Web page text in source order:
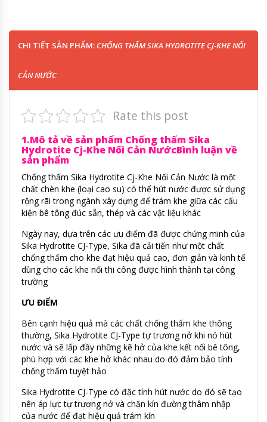
CHI TIẾT SẢN PHẨM: CHỐNG THẤM SIKA HYDROTITE CJ-KHE NỐI
CẢN NƯỚC
Rate this post
1.Mô tả về sản phẩm Chống thấm Sika
Hydrotite Cj-Khe Nối Cản NướcBình luận về
sản phẩm
Chống thấm Sika Hydrotite Cj-Khe Nối Cản Nước là một
chất chèn khe (loại cao su) có thể hút nước được sử dụng
rộng rãi trong ngành xây dựng để trám khe giữa các cấu
kiện bê tông đúc sẵn, thép và các vật liệu khác
Ngày nay, dựa trên các ưu điểm đã được chứng minh của
Sika Hydrotite CJ-Type, Sika đã cải tiến như một chất
chống thấm cho khe đạt hiệu quả cao, đơn giản và kinh tế
dùng cho các khe nối thi công được hình thành tại công
trường
ƯU ĐIỂM
Bên cạnh hiệu quả mà các chất chống thấm khe thông
thường, Sika Hydrotite CJ-Type tự trương nở khi nó hút
nước và sẽ lấp đầy những kẽ hở của khe kết nối bê tông,
phù hợp với các khe hở khác nhau do đó đảm bảo tính
chống thấm tuyệt hảo
Sika Hydrotite CJ-Type có đặc tính hút nước do đó sẽ tạo
nên áp lực tự trương nở và chặn kín đường thâm nhập
của nước để đạt hiệu quả trám kín